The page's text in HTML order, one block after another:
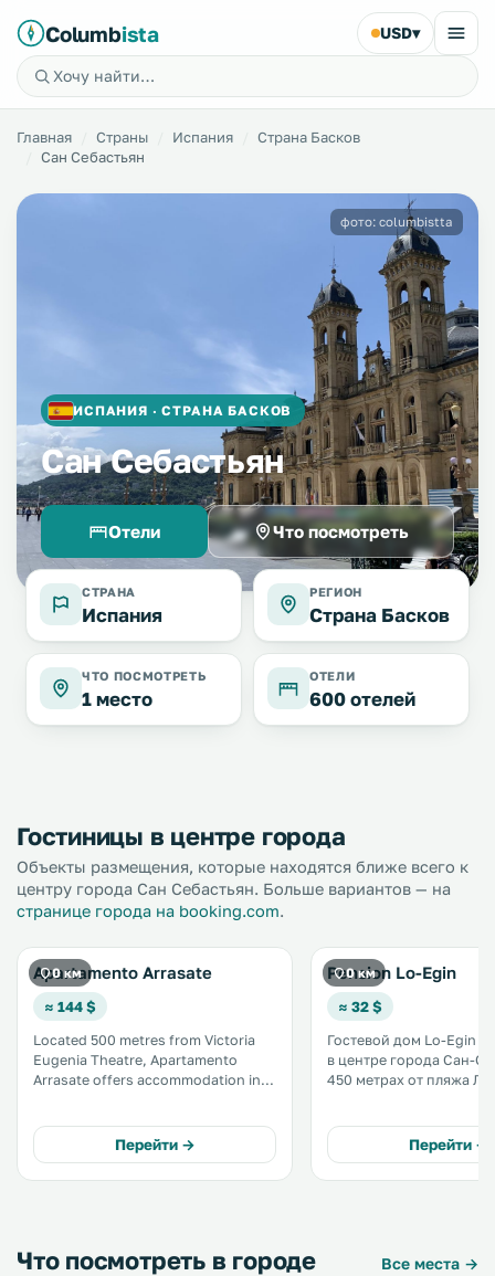
Columbista USD▾
Главная Страны Испания
Страна Басков
Сан Себастьян
ИСПАНИЯ · СТРАНА БАСКОВ
Сан Себастьян
Отели Что посмотреть
фото: columbistta
СТРАНА
Испания
РЕГИОН
Страна Басков
ЧТО ПОСМОТРЕТЬ
1 место
ОТЕЛИ
600 отелей
Гостиницы в центре города
Объекты размещения, которые находятся ближе всего к
центру города Сан Себастьян. Больше вариантов — на
странице города на booking.com.
0 км
Apartamento Arrasate
≈ 144 $
Located 500 metres from Victoria
Eugenia Theatre, Apartamento
Arrasate offers accommodation in
provided throughout the property.
The kitchen is equipped with a
dishwasher. .
Перейти →
0 км
Pension Lo-Egin
≈ 32 $
Гостевой дом Lo-Egin
в центре города Сан-
450 метрах от пляжа
Гостям предоставляется
бесплатный Wi-Fi и
и кофе. .
Перейти →
Что посмотреть в городе
Все места →